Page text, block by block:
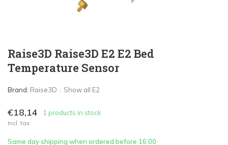
Raise3D Raise3D E2 E2 Bed
Temperature Sensor
Brand: Raise3D Show all E2
€18,14 1 products in stock
Incl. tax
Same day shipping when ordered before 16:00